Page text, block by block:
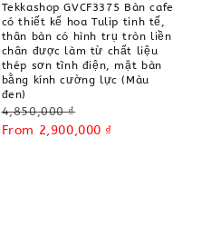
Tekkashop GVCF3375 Bàn cafe
có thiết kế hoa Tulip tinh tế,
thân bàn có hình trụ tròn liền
chân được làm từ chất liệu
thép sơn tĩnh điện, mặt bàn
bằng kính cường lực (Màu
đen)
Regular
price
4,850,000 ₫
Sale
From 2,900,000 ₫